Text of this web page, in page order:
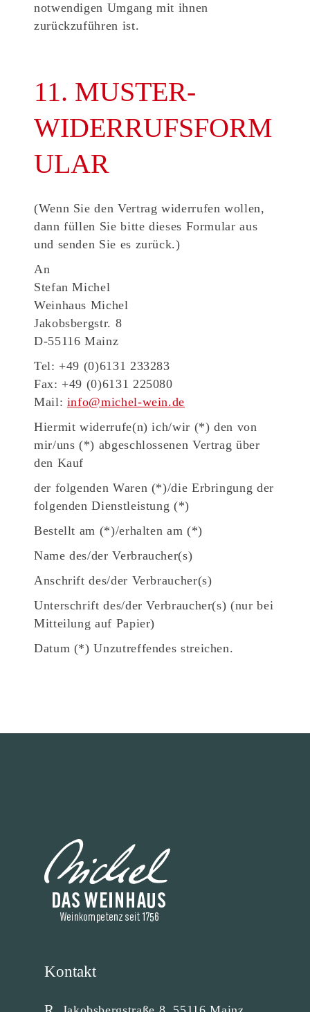
notwendigen Umgang mit ihnen
zurückzuführen ist.
11. MUSTER-
WIDERRUFSFORM
ULAR
(Wenn Sie den Vertrag widerrufen wollen,
dann füllen Sie bitte dieses Formular aus
und senden Sie es zurück.)
An
Stefan Michel
Weinhaus Michel
Jakobsbergstr. 8
D-55116 Mainz
Tel: +49 (0)6131 233283
Fax: +49 (0)6131 225080
Mail: info@michel-wein.de
Hiermit widerrufe(n) ich/wir (*) den von
mir/uns (*) abgeschlossenen Vertrag über
den Kauf
der folgenden Waren (*)/die Erbringung der
folgenden Dienstleistung (*)
Bestellt am (*)/erhalten am (*)
Name des/der Verbraucher(s)
Anschrift des/der Verbraucher(s)
Unterschrift des/der Verbraucher(s) (nur bei
Mitteilung auf Papier)
Datum (*) Unzutreffendes streichen.
Kontakt